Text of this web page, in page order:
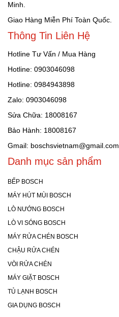
Minh.
Giao Hàng Miễn Phí Toàn Quốc.
Thông Tin Liên Hệ
Hotline Tư Vấn / Mua Hàng
Hotline: 0903046098
Hotline: 0984943898
Zalo: 0903046098
Sửa Chữa: 18008167
Bảo Hành: 18008167
Gmail: boschsvietnam@gmail.com
Danh mục sản phẩm
BẾP BOSCH
MÁY HÚT MÙI BOSCH
LÒ NƯỚNG BOSCH
LÒ VI SÓNG BOSCH
MÁY RỬA CHÉN BOSCH
CHẬU RỬA CHÉN
VÒI RỬA CHÉN
MÁY GIẶT BOSCH
TỦ LẠNH BOSCH
GIA DỤNG BOSCH